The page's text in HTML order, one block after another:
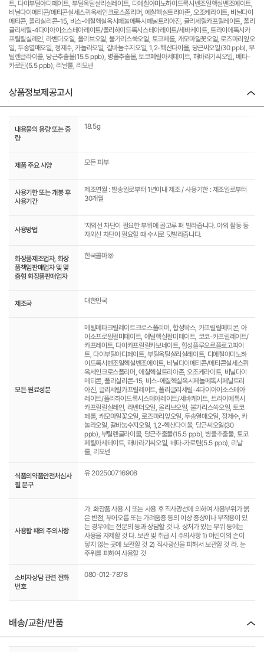
트, 다이부틸아디페이트, 부틸옥틸살리실레이트, 디에칠아미노하이드록시벤조일헥실벤조에이트,
비닐다이메티콘/메티콘실세스퀴옥세인크로스폴리머, 에칠헥실트리아존, 오조케라이트, 비닐다이
메티콘, 폴리실리콘-15, 비스-에칠헥실옥시페놀메톡시페닐트리아진, 글리세릴카프릴레이트, 폴리
글리세릴-4다이아이소스테아레이트/폴리하이드록시스테아레이트/세바케이트, 트라이에톡시카
프릴릴실레인, 라벤더오일, 올리브오일, 불가리스쑥오일, 토코페롤, 캐모마일꽃오일, 로즈마리잎오
일, 두송열매오일, 정제수, 카놀라오일, 갈바눔수지오일, 1,2-헥산다이올, 당근씨오일(30 ppb), 부
틸렌글라이콜, 당근추출물(15.5 ppb), 병풀추출물, 토코페릴아세테이트, 해바라기씨오일, 베타-
카로틴(5.5 ppb), 리날룰, 리모넨
상품정보제공고시
내용물의 용량 또는 중
량
18.5g
제품 주요 사양 모든 피부
사용기한 또는 개봉 후
사용기간
제조연월 : 발송일로부터 1년이내 제조 / 사용기한 : 제조일로부터
30개월
사용방법
'자외선 차단이 필요한 부위에 골고루 펴 발라줍니다. 야외 활동 등
자외선 차단이 필요할 때 수시로 덧발라줍니다.
화장품제조업자, 화장
품책임판매업자 및 맞
춤형 화장품판매업자
한국콜마㈜
제조국 대한민국
모든 원료성분
메틸메타크릴레이트크로스폴리머, 합성왁스, 카프릴릴메티콘, 아
이소프로필팔미테이트, 에틸헥실팔미테이트, 코코-카프릴레이트/
카프레이트, 다이카프릴릴카보네이트, 합성플루오르플로고파이
트, 다이부틸아디페이트, 부틸옥틸살리실레이트, 디에칠아미노하
이드록시벤조일헥실벤조에이트, 비닐다이메티콘/메티콘실세스퀴
옥세인크로스폴리머, 에칠헥실트리아존, 오조케라이트, 비닐다이
메티콘, 폴리실리콘-15, 비스-에칠헥실옥시페놀메톡시페닐트리
아진, 글리세릴카프릴레이트, 폴리글리세릴-4다이아이소스테아
레이트/폴리하이드록시스테아레이트/세바케이트, 트라이에톡시
카프릴릴실레인, 라벤더오일, 올리브오일, 불가리스쑥오일, 토코
페롤, 캐모마일꽃오일, 로즈마리잎오일, 두송열매오일, 정제수, 카
놀라오일, 갈바눔수지오일, 1,2-헥산다이올, 당근씨오일(30
ppb), 부틸렌글라이콜, 당근추출물(15.5 ppb), 병풀추출물, 토코
페릴아세테이트, 해바라기씨오일, 베타-카로틴(5.5 ppb), 리날
룰, 리모넨
식품의약품안전처심사
필 문구
유 202500716908
사용할 때의 주의사항
가. 화장품 사용 시 또는 사용 후 직사광선에 의하여 사용부위가 붉
은 반점, 부어오름 또는 가려움증 등의 이상 증상이나 부작용이 있
는 경우에는 전문의 등과 상담할 것 나. 상처가 있는 부위 등에는
사용을 자제할 것 다. 보관 및 취급 시 주의사항 1) 어린이의 손이
닿지 않는 곳에 보관할 것 2) 직사광선을 피해서 보관할 것 라. 눈
주위를 피하여 사용할 것
소비자상담 관련 전화
번호
080-012-7878
배송/교환/반품